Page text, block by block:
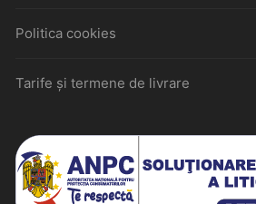
Politica cookies
Tarife și termene de livrare